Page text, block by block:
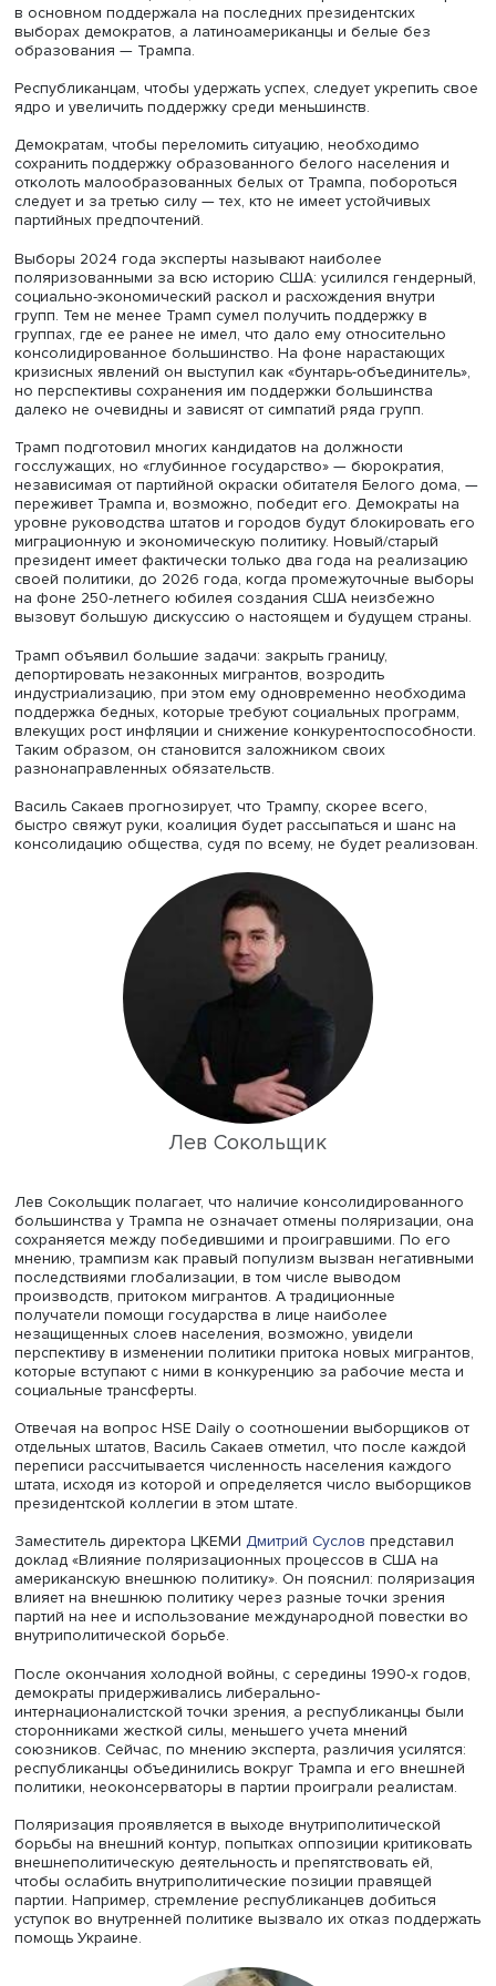
в целом ряде штатов. При этом Василь Сакаев отметил
неоднородность этой группы. «Старые» мигранты
ужесточение миграционной политики, в отличие от
В 2024 году Трамп получил, по данным экзитполов,
голосов испаноязычных американцев. Его успех на
таким образом, во многом обусловила большая доля
проголосовавших за него латиноамериканцев. Ему
свои голоса 55% мужчин и 38% женщин
происхождения.
Есть определенные различия и в политических
поколений: поколение Z и миллениалы чаще
демократов, а более пожилые — республиканцев. При
половину несовершеннолетних составляют
этнорасовых меньшинств, что ставит вопрос о
изменении политических предпочтений молодежи в
Также важен вопрос, перенесет ли нынешняя
преимущественно либеральные убеждения в более
возраст или станет, как и их предшественники, более
консервативной.
Можно сказать в целом, что богатая и образованная
в основном поддержала на последних президентских
выборах демократов, а латиноамериканцы и белые без
образования — Трампа.
Республиканцам, чтобы удержать успех, следует
Демократам, чтобы переломить ситуацию, необходимо
сохранить поддержку образованного белого
отколоть малообразованных белых от Трампа,
следует и за третью силу — тех, кто не имеет устойчивых
партийных предпочтений.
Выборы 2024 года эксперты называют наиболее
поляризованными за всю историю США: усилился
групп. Тем не менее Трамп сумел получить поддержку в
группах, где ее ранее не имел, что дало ему
консолидированное большинство. На фоне
кризисных явлений он выступил как «бунтарь-
но перспективы сохранения им поддержки
далеко не очевидны и зависят от симпатий ряда групп.
Трамп подготовил многих кандидатов на должности
госслужащих, но «глубинное государство» —
независимая от партийной окраски обитателя Белого
переживет Трампа и, возможно, победит его.
уровне руководства штатов и городов будут
миграционную и экономическую политику. Новый/
на фоне 250-летнего юбилея создания США
вызовут большую дискуссию о настоящем и будущем
Трамп объявил большие задачи: закрыть границу,
депортировать незаконных мигрантов, возродить
индустриализацию, при этом ему одновременно
поддержка бедных, которые требуют социальных
влекущих рост инфляции и снижение
Таким образом, он становится заложником своих
разнонаправленных обязательств.
Василь Сакаев прогнозирует, что Трампу, скорее всего,
быстро свяжут руки, коалиция будет рассыпаться и
консолидацию общества, судя по всему, не будет
Лев Сокольщик
Лев Сокольщик полагает, что наличие
большинства у Трампа не означает отмены
сохраняется между победившими и проигравшими. По
мнению, трампизм как правый популизм вызван